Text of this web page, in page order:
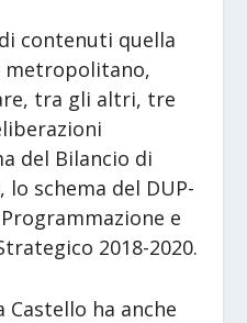
contenuti quella
metropolitano,
tra gli altri, tre
del Bilancio di
lo schema del DUP-
e
2018-2020.
Castello ha anche